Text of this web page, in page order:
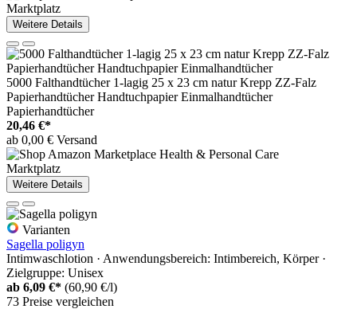
Marktplatz
Weitere Details
5000 Falthandtücher 1-lagig 25 x 23 cm natur Krepp ZZ-Falz
Papierhandtücher Handtuchpapier Einmalhandtücher
Papierhandtücher
20,46 €*
ab 0,00 € Versand
Marktplatz
Weitere Details
Varianten
Sagella poligyn
Intimwaschlotion · Anwendungsbereich: Intimbereich, Körper ·
Zielgruppe: Unisex
ab 6,09 €* (60,90 €/l)
73 Preise vergleichen